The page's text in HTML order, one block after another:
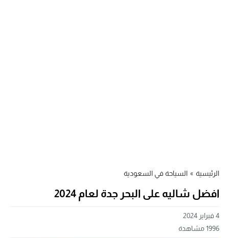
الرئيسية » السياحة في السعودية
افضل شاليه على البحر جدة لعام 2024
4 فبراير 2024
1996مشاهدة